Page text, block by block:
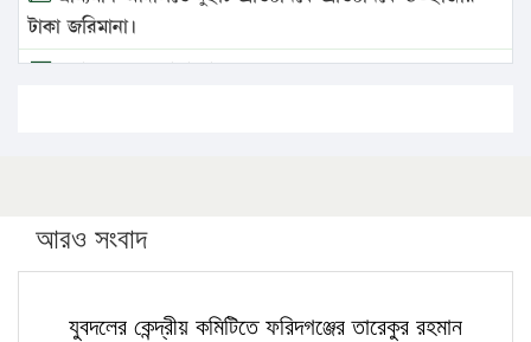
টাকা জরিমানা।
এবার লঞ্চের ভাড়া বাড়ল
পিএইচডি করছেন কুয়েটের কৃতি…
সারা দেশে বজ্রাঘাতে ১৪ জনের প্রাণহানি
কঠোর হচ্ছে এসএসসি ও এইচএসসি পরীক্ষা
আরও সংবাদ
যুবদলের কেন্দ্রীয় কমিটিতে ফরিদগঞ্জের তারেকুর রহমান